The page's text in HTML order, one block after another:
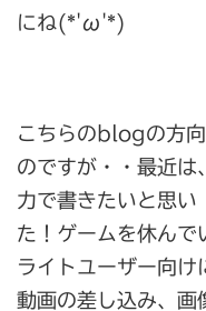
にね(*'ω'*)
こちらのblogの方
のですが・・最近は
力で書きたいと思い
た！ゲームを休んで
ライトユーザー向け
動画の差し込み、